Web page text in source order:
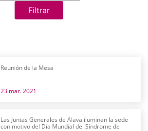
Filtrar
Reunión de la Mesa
23 mar. 2021
Las Juntas Generales de Álava iluminan la sede
con motivo del Día Mundial del Síndrome de